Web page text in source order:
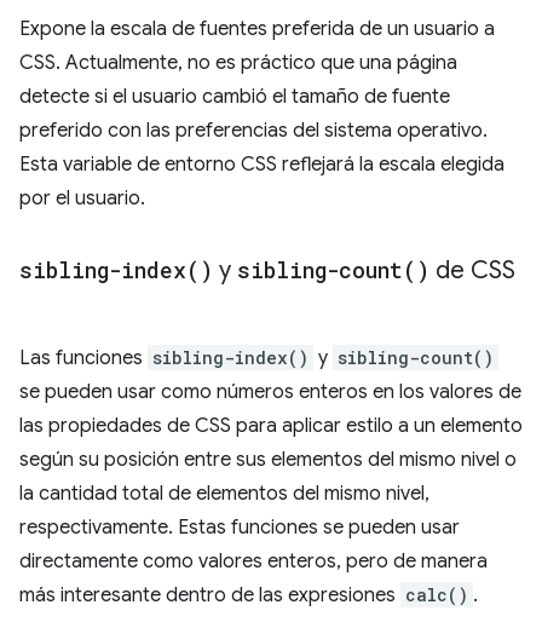
Expone la escala de fuentes preferida de un usuario a
CSS. Actualmente, no es práctico que una página
detecte si el usuario cambió el tamaño de fuente
preferido con las preferencias del sistema operativo.
Esta variable de entorno CSS reflejará la escala elegida
por el usuario.
sibling-index( ) y sibling-count( ) de CSS
Las funciones sibling-index() y sibling-count()
se pueden usar como números enteros en los valores de
las propiedades de CSS para aplicar estilo a un elemento
según su posición entre sus elementos del mismo nivel o
la cantidad total de elementos del mismo nivel,
respectivamente. Estas funciones se pueden usar
directamente como valores enteros, pero de manera
más interesante dentro de las expresiones calc() .